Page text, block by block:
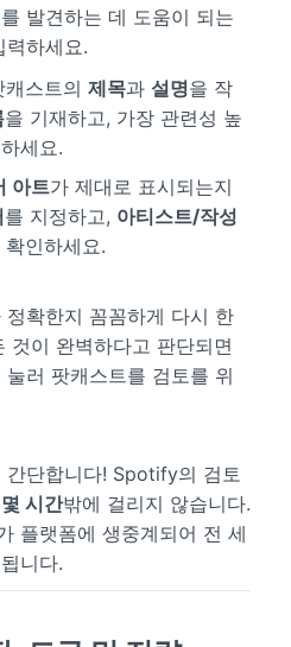
발견하는 데 도움이 되는
력하세요.
캐스트의 제목과 설명을 작
을 기재하고, 가장 관련성 높
세요.
아트가 제대로 표시되는지
를 지정하고, 아티스트/작성
인하세요.
확한지 꼼꼼하게 다시 한
것이 완벽하다고 판단되면
러 팟캐스트를 검토를 위
간단합니다! Spotify의 검토
몇 시간밖에 걸리지 않습니다.
플랫폼에 생중계되어 전 세
니다.